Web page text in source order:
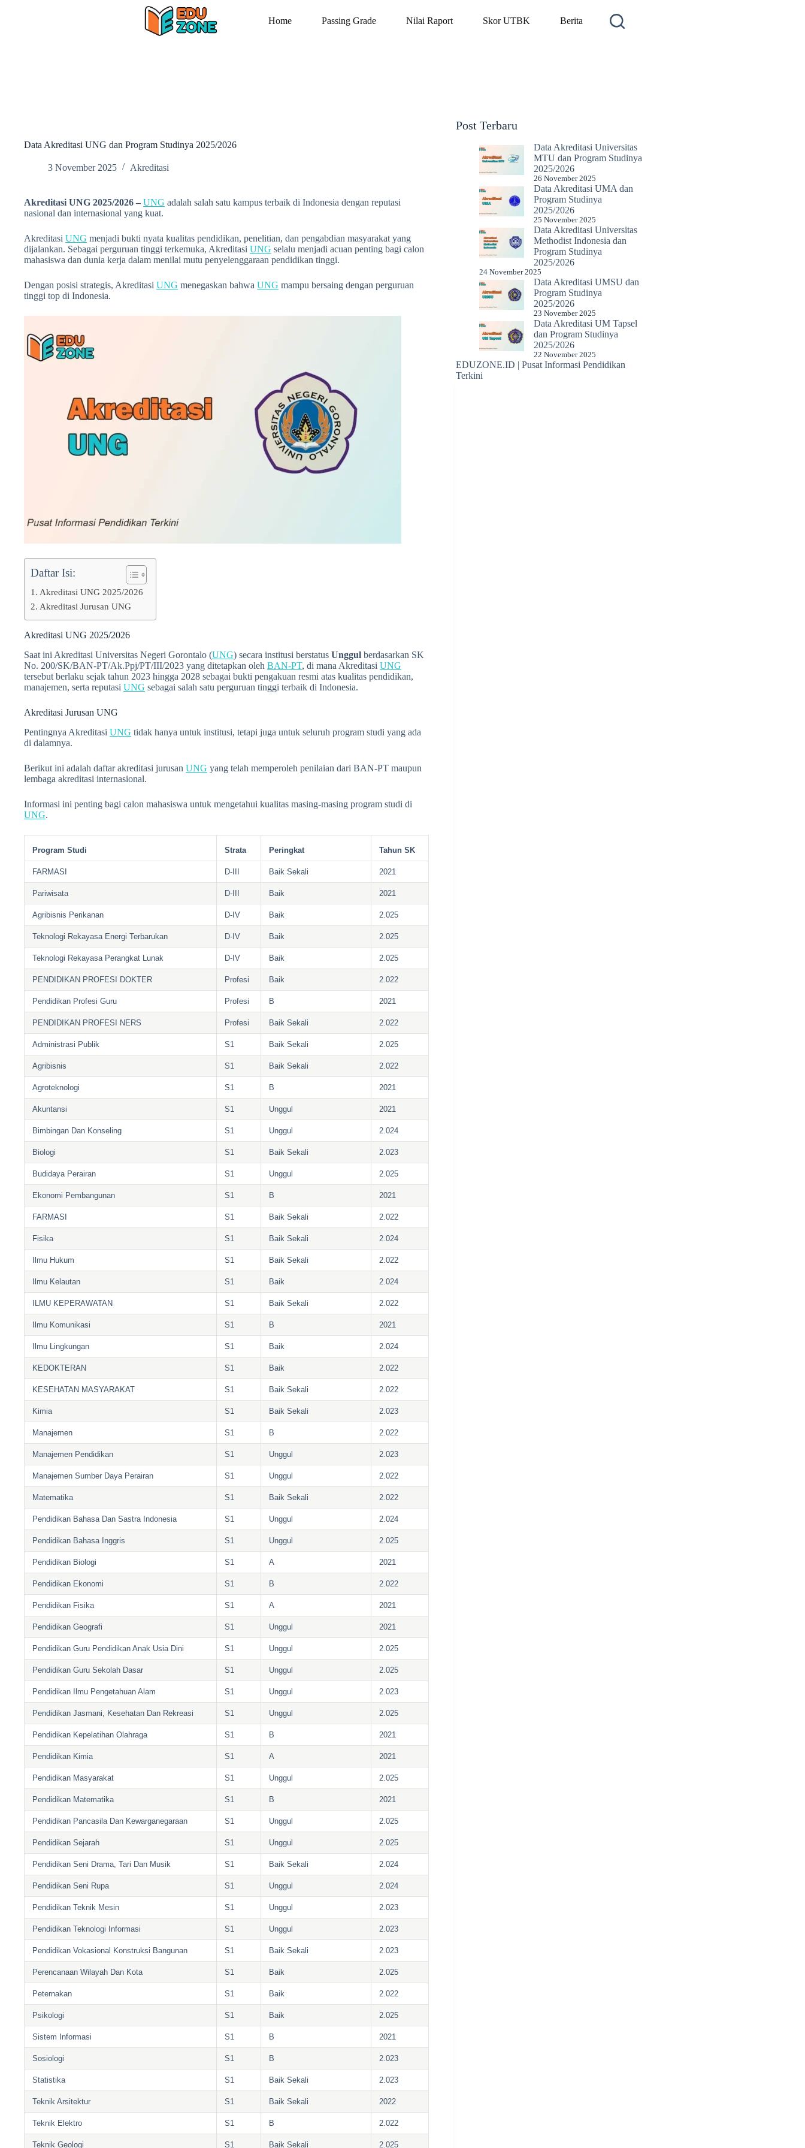
Home Passing Grade Nilai Raport Skor UTBK Berita
Data Akreditasi UNG dan Program Studinya 2025/2026
3 November 2025 Akreditasi
Akreditasi UNG 2025/2026 – UNG adalah salah satu kampus terbaik di Indonesia dengan reputasi
nasional dan internasional yang kuat.
Akreditasi UNG menjadi bukti nyata kualitas pendidikan, penelitian, dan pengabdian masyarakat yang
dijalankan. Sebagai perguruan tinggi terkemuka, Akreditasi UNG selalu menjadi acuan penting bagi calon
mahasiswa dan dunia kerja dalam menilai mutu penyelenggaraan pendidikan tinggi.
Dengan posisi strategis, Akreditasi UNG menegaskan bahwa UNG mampu bersaing dengan perguruan
tinggi top di Indonesia.
Daftar Isi:
Akreditasi UNG 2025/2026
Akreditasi Jurusan UNG
Akreditasi UNG 2025/2026
Saat ini Akreditasi Universitas Negeri Gorontalo (UNG) secara institusi berstatus Unggul berdasarkan SK
No. 200/SK/BAN-PT/Ak.Ppj/PT/III/2023 yang ditetapkan oleh BAN-PT, di mana Akreditasi UNG
tersebut berlaku sejak tahun 2023 hingga 2028 sebagai bukti pengakuan resmi atas kualitas pendidikan,
manajemen, serta reputasi UNG sebagai salah satu perguruan tinggi terbaik di Indonesia.
Akreditasi Jurusan UNG
Pentingnya Akreditasi UNG tidak hanya untuk institusi, tetapi juga untuk seluruh program studi yang ada
di dalamnya.
Berikut ini adalah daftar akreditasi jurusan UNG yang telah memperoleh penilaian dari BAN-PT maupun
lembaga akreditasi internasional.
Informasi ini penting bagi calon mahasiswa untuk mengetahui kualitas masing-masing program studi di
UNG.
Program Studi Strata Peringkat Tahun SK
FARMASI D-III Baik Sekali 2021
Pariwisata D-III Baik 2021
Agribisnis Perikanan D-IV Baik 2.025
Teknologi Rekayasa Energi Terbarukan D-IV Baik 2.025
Teknologi Rekayasa Perangkat Lunak D-IV Baik 2.025
PENDIDIKAN PROFESI DOKTER Profesi Baik 2.022
Pendidikan Profesi Guru Profesi B 2021
PENDIDIKAN PROFESI NERS Profesi Baik Sekali 2.022
Administrasi Publik S1 Baik Sekali 2.025
Agribisnis S1 Baik Sekali 2.022
Agroteknologi S1 B 2021
Akuntansi S1 Unggul 2021
Bimbingan Dan Konseling S1 Unggul 2.024
Biologi S1 Baik Sekali 2.023
Budidaya Perairan S1 Unggul 2.025
Ekonomi Pembangunan S1 B 2021
FARMASI S1 Baik Sekali 2.022
Fisika S1 Baik Sekali 2.024
Ilmu Hukum S1 Baik Sekali 2.022
Ilmu Kelautan S1 Baik 2.024
ILMU KEPERAWATAN S1 Baik Sekali 2.022
Ilmu Komunikasi S1 B 2021
Ilmu Lingkungan S1 Baik 2.024
KEDOKTERAN S1 Baik 2.022
KESEHATAN MASYARAKAT S1 Baik Sekali 2.022
Kimia S1 Baik Sekali 2.023
Manajemen S1 B 2.022
Manajemen Pendidikan S1 Unggul 2.023
Manajemen Sumber Daya Perairan S1 Unggul 2.022
Matematika S1 Baik Sekali 2.022
Pendidikan Bahasa Dan Sastra Indonesia S1 Unggul 2.024
Pendidikan Bahasa Inggris S1 Unggul 2.025
Pendidikan Biologi S1 A 2021
Pendidikan Ekonomi S1 B 2.022
Pendidikan Fisika S1 A 2021
Pendidikan Geografi S1 Unggul 2021
Pendidikan Guru Pendidikan Anak Usia Dini S1 Unggul 2.025
Pendidikan Guru Sekolah Dasar S1 Unggul 2.025
Pendidikan Ilmu Pengetahuan Alam S1 Unggul 2.023
Pendidikan Jasmani, Kesehatan Dan Rekreasi S1 Unggul 2.025
Pendidikan Kepelatihan Olahraga S1 B 2021
Pendidikan Kimia S1 A 2021
Pendidikan Masyarakat S1 Unggul 2.025
Pendidikan Matematika S1 B 2021
Pendidikan Pancasila Dan Kewarganegaraan S1 Unggul 2.025
Pendidikan Sejarah S1 Unggul 2.025
Pendidikan Seni Drama, Tari Dan Musik S1 Baik Sekali 2.024
Pendidikan Seni Rupa S1 Unggul 2.024
Pendidikan Teknik Mesin S1 Unggul 2.023
Pendidikan Teknologi Informasi S1 Unggul 2.023
Pendidikan Vokasional Konstruksi Bangunan S1 Baik Sekali 2.023
Perencanaan Wilayah Dan Kota S1 Baik 2.025
Peternakan S1 Baik 2.022
Psikologi S1 Baik 2.025
Sistem Informasi S1 B 2021
Sosiologi S1 B 2.023
Statistika S1 Baik Sekali 2.023
Teknik Arsitektur S1 Baik Sekali 2022
Teknik Elektro S1 B 2.022
Teknik Geologi S1 Baik Sekali 2.025
Post Terbaru
Data Akreditasi Universitas
MTU dan Program Studinya
2025/2026
26 November 2025
Data Akreditasi UMA dan
Program Studinya
2025/2026
25 November 2025
Data Akreditasi Universitas
Methodist Indonesia dan
Program Studinya
2025/2026
24 November 2025
Data Akreditasi UMSU dan
Program Studinya
2025/2026
23 November 2025
Data Akreditasi UM Tapsel
dan Program Studinya
2025/2026
22 November 2025
EDUZONE.ID | Pusat Informasi Pendidikan
Terkini